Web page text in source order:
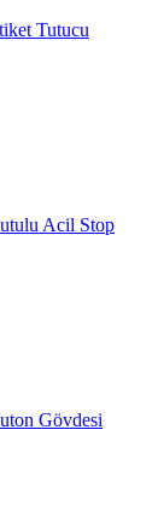
Tutucu
Acil Stop
Gövdesi